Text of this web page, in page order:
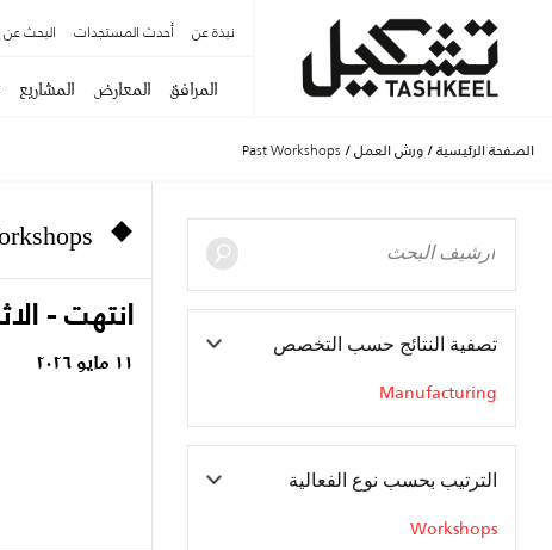
نبذة عن أحدث المستجدات البحث عن
المرافق المعارض المشاريع
الصفحة الرئيسية / ورش العمل /
Past Workshops
تصفية النتائج حسب التخصص
Manufacturing
الترتيب بحسب نوع الفعالية
Workshops
انتهت -
١١ مايو ٢٠٢٦